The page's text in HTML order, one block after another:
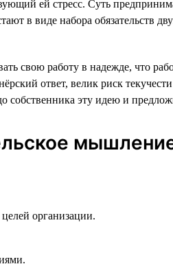
ей стресс. Суть
в виде набора обязательств
работу в надежде, что
ответ, велик риск
эту идею и
организации.